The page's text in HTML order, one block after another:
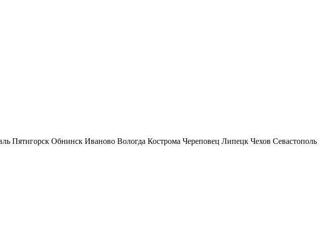
Пятигорск Обнинск Иваново Вологда Кострома Череповец Липецк Чехов Севастополь